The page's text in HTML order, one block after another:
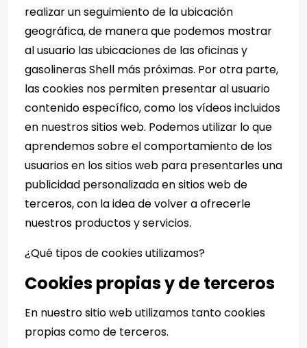
realizar un seguimiento de la ubicación
geográfica, de manera que podemos mostrar
al usuario las ubicaciones de las oficinas y
gasolineras Shell más próximas. Por otra parte,
las cookies nos permiten presentar al usuario
contenido específico, como los vídeos incluidos
en nuestros sitios web. Podemos utilizar lo que
aprendemos sobre el comportamiento de los
usuarios en los sitios web para presentarles una
publicidad personalizada en sitios web de
terceros, con la idea de volver a ofrecerle
nuestros productos y servicios.
¿Qué tipos de cookies utilizamos?
Cookies propias y de terceros
En nuestro sitio web utilizamos tanto cookies
propias como de terceros.